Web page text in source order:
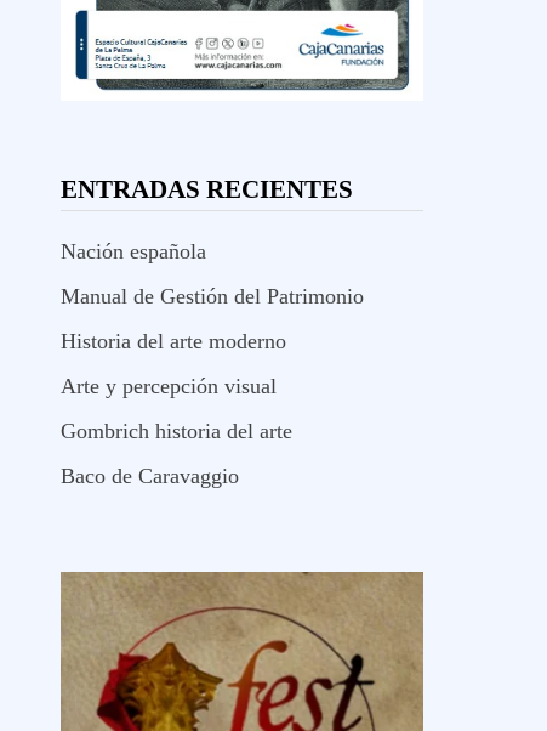
ENTRADAS RECIENTES
Nación española
Manual de Gestión del Patrimonio
Historia del arte moderno
Arte y percepción visual
Gombrich historia del arte
Baco de Caravaggio